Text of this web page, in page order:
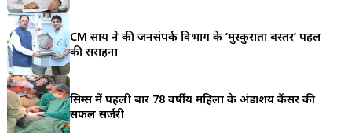
CM साय ने की जनसंपर्क विभाग के ‘मुस्कुराता बस्तर’ पहल
की सराहना
सिम्स में पहली बार 78 वर्षीय महिला के अंडाशय कैंसर की
सफल सर्जरी